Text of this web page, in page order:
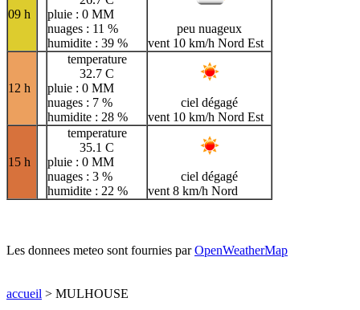
09 h
pluie : 0 MM
nuages : 11 %
humidite : 39 %
peu nuageux
vent 10 km/h Nord Est
12 h
temperature
32.7 C
pluie : 0 MM
nuages : 7 %
humidite : 28 %
ciel dégagé
vent 10 km/h Nord Est
15 h
temperature
35.1 C
pluie : 0 MM
nuages : 3 %
humidite : 22 %
ciel dégagé
vent 8 km/h Nord
Les donnees meteo sont fournies parOpenWeatherMap
accueil > MULHOUSE